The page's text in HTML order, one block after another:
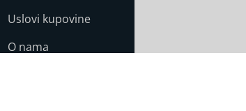
Uslovi kupovine
O nama